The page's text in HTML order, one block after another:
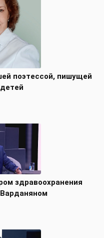
поэтессой, пишущей
здравоохранения